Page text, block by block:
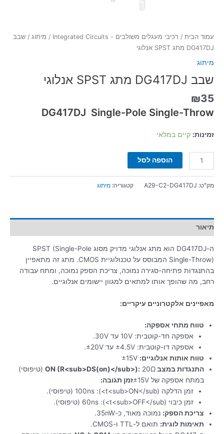
עמוד הבית / רכיבי מעגלים משולבים - Integrated Circuits / מיתוג / שבב
DG417DJ מתג SPST אנלוגי
מיתוג
שבב DG417DJ מתג SPST אנלוגי
₪35
DG417DJ Single-Pole Single-Throw
זמינות: קיים במלאי
הוספה לסל
מק"ט: A29-C2-DG417DJ קטגוריה: מיתוג
תיאור
ה-DG417DJ הוא מתג אנלוגי מדויק מסוג SPST (Single-Pole
Single-Throw) המבוסס על טכנולוגיית CMOS.
מתג זה מתאפיין
בהתנגדות פתיחה-סגירה נמוכה, צריכת הספק נמוכה, ומתח עבודה
רחב, מה שהופך אותו למתאים למגוון יישומים אנלוגיים.
מאפיינים אלקטרוניים עיקריים:
טווח מתחי אספקה:
אספקה חד-קוטבית: 10V עד 30V.
אספקה דו-קוטבית: ±4.5V עד ±20V.
טווח אותות אנלוגיים: ±15V
התנגדות במצב ON (R<sub>DS(on)</sub>):
20Ω (טיפוסי)
במתח אספקה של ±15V
זמן תגובה:
זמן הדלקה (t<sub>ON</sub>): 100ns (טיפוסי).
זמן כיבוי (t<sub>OFF</sub>): 60ns (טיפוסי).
צריכת הספק: נמוכה מאוד, כ-35nW.
תאימות לוגית: תואם ל-TTL ו-CMOS.